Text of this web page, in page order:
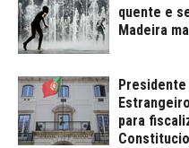
quente e
Madeira
Presidente
para